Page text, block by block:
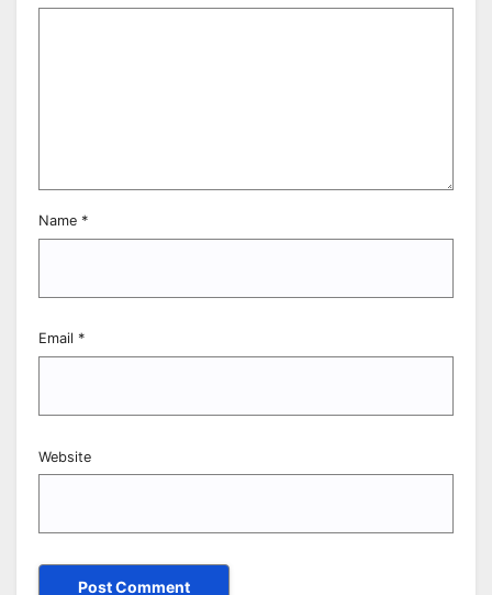
Name *
Email *
Website